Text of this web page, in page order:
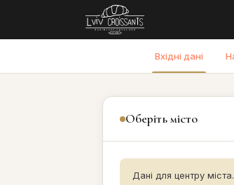
Вхідні дані
Оберіть місто
Дані для центру